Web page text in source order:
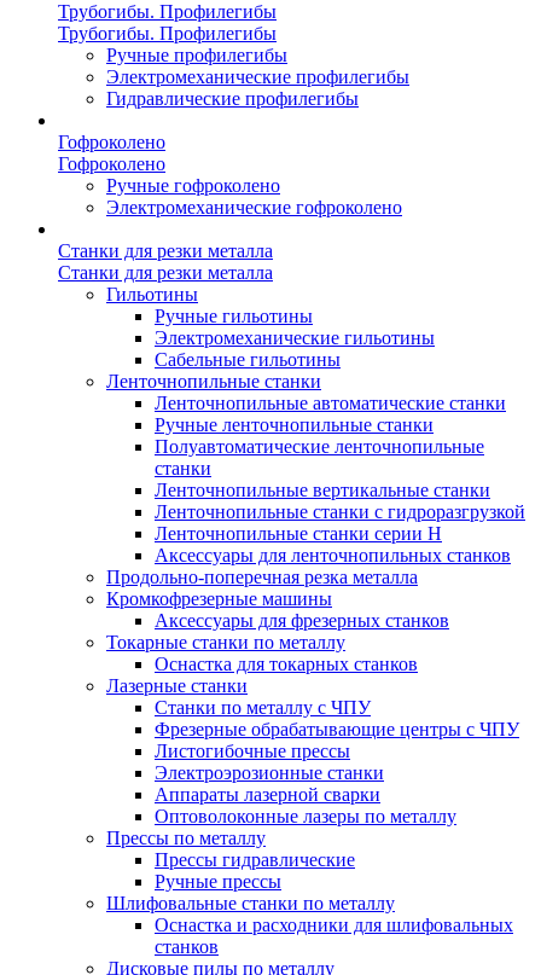
Трубогибы. Профилегибы
Трубогибы. Профилегибы
Ручные профилегибы
Электромеханические профилегибы
Гидравлические профилегибы
Гофроколено
Гофроколено
Ручные гофроколено
Электромеханические гофроколено
Станки для резки металла
Станки для резки металла
Гильотины
Ручные гильотины
Электромеханические гильотины
Сабельные гильотины
Ленточнопильные станки
Ленточнопильные автоматические станки
Ручные ленточнопильные станки
Полуавтоматические ленточнопильные
станки
Ленточнопильные вертикальные станки
Ленточнопильные станки с гидроразгрузкой
Ленточнопильные станки серии H
Аксессуары для ленточнопильных станков
Продольно-поперечная резка металла
Кромкофрезерные машины
Аксессуары для фрезерных станков
Токарные станки по металлу
Оснастка для токарных станков
Лазерные станки
Станки по металлу с ЧПУ
Фрезерные обрабатывающие центры с ЧПУ
Листогибочные прессы
Электроэрозионные станки
Аппараты лазерной сварки
Оптоволоконные лазеры по металлу
Прессы по металлу
Прессы гидравлические
Ручные прессы
Шлифовальные станки по металлу
Оснастка и расходники для шлифовальных
станков
Дисковые пилы по металлу